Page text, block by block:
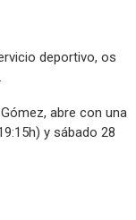
deportivo, os
abre con una
y sábado 28